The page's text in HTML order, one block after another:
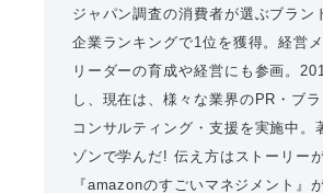
ジャパン調査の消費者が選ぶブラン
企業ランキングで1位を獲得。経営
リーダーの育成や経営にも参画。
し、現在は、様々な業界のPR・ブ
コンサルティング・支援を実施中。
ゾンで学んだ! 伝え方はストーリーが
『amazonのすごいマネジメント』